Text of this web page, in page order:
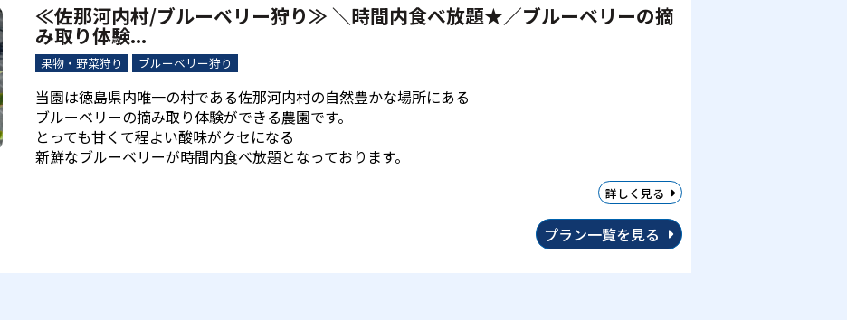
≪佐那河内村/ブルーベリー狩り≫ ＼時間内食べ放題★／ブルーベリーの摘
み取り体験...
果物・野菜狩り ブルーベリー狩り
当園は徳島県内唯一の村である佐那河内村の自然豊かな場所にある
ブルーベリーの摘み取り体験ができる農園です。
とっても甘くて程よい酸味がクセになる
新鮮なブルーベリーが時間内食べ放題となっております。
詳しく見る
プラン一覧を見る